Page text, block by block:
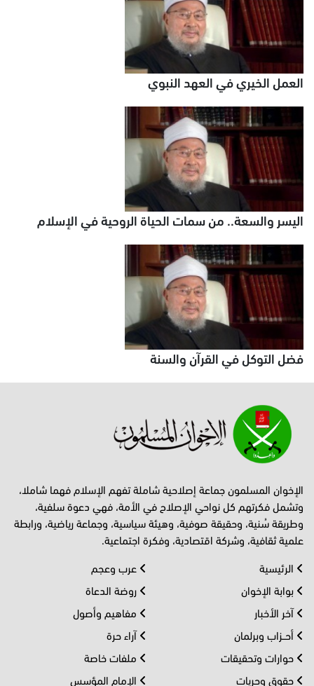
العمل الخيري في العهد النبوي
اليسر والسعة.. من سمات الحياة الروحية في الإسلام
فضل التوكل في القرآن والسنة
الإخوان المسلمون جماعة إصلاحية شاملة تفهم الإسلام فهما شاملا،
وتشمل فكرتهم كل نواحي الإصلاح في الأمة، فهي دعوة سلفية،
وطريقة سُنية، وحقيقة صوفية، وهيئة سياسية، وجماعة رياضية، ورابطة
علمية ثقافية، وشركة اقتصادية، وفكرة اجتماعية.
الرئيسية
بوابة الإخوان
آخر الأخبار
أحــزاب وبرلمان
حوارات وتحقيقات
حقوق وحريات
عرب وعجم
روضة الدعاة
مفاهيم وأصول
آراء حرة
ملفات خاصة
الإمام المؤسس